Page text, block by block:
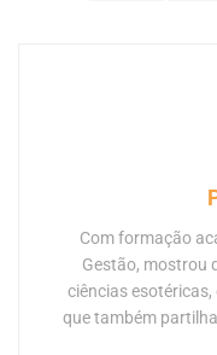
Com formação
Gestão, mostrou
ciências
que também